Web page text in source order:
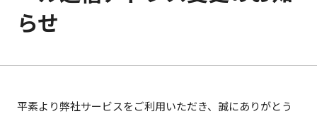
らせ
平素より弊社サービスをご利用いただき、誠にありがとう